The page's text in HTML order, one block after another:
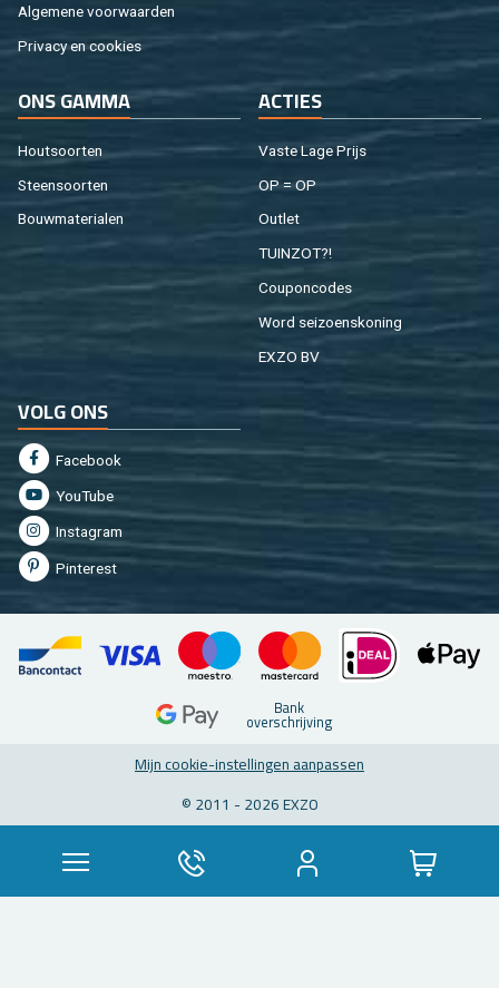
Al­ge­me­ne voor­waar­den
Pri­va­cy en coo­kies
ONS GAMMA
Hout­soor­ten
Steen­soor­ten
Bouw­ma­te­ri­a­len
AC­TIES
Vaste Lage Prijs
OP = OP
Out­let
TUIN­ZOT?!
Cou­pon­co­des
Word sei­zoens­ko­ning
EXZO BV
VOLG ONS
Fa­cebook
You­Tu­be
In­st­agram
Pin­te­rest
Bank
over­schrij­ving
Mijn coo­kie-in­stel­lin­gen aan­pas­sen
© 2011 - 2026 EXZO